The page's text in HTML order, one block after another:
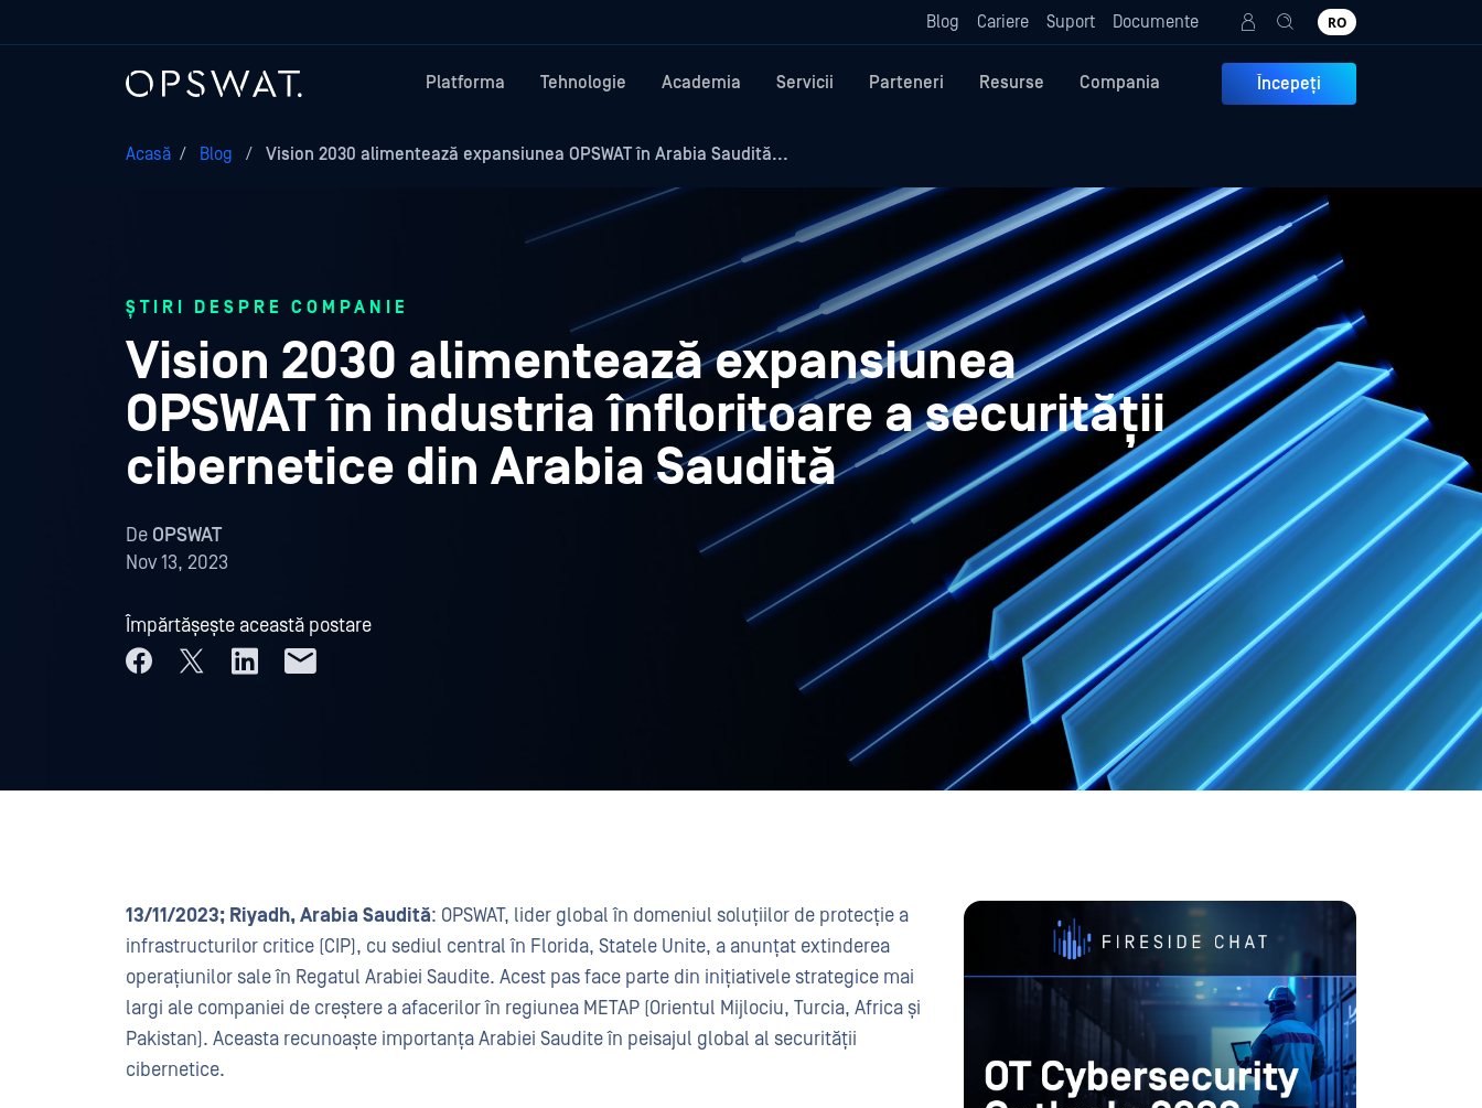
Blog Cariere Suport Documente RO
Platforma Tehnologie Academia Servicii Parteneri Resurse Compania Începeți
Acasă / Blog / Vision 2030 alimentează expansiunea OPSWAT în Arabia Saudită...
ȘTIRI DESPRE COMPANIE
Vision 2030 alimentează expansiunea
OPSWAT în industria înfloritoare a securității
cibernetice din Arabia Saudită
De OPSWAT
Nov 13, 2023
Împărtășește această postare
13/11/2023; Riyadh, Arabia Saudită: OPSWAT, lider global în domeniul soluțiilor de protecție a
infrastructurilor critice (CIP), cu sediul central în Florida, Statele Unite, a anunțat extinderea
operațiunilor sale în Regatul Arabiei Saudite. Acest pas face parte din inițiativele strategice mai
largi ale companiei de creștere a afacerilor în regiunea METAP (Orientul Mijlociu, Turcia, Africa și
Pakistan). Aceasta recunoaște importanța Arabiei Saudite în peisajul global al securității
cibernetice.